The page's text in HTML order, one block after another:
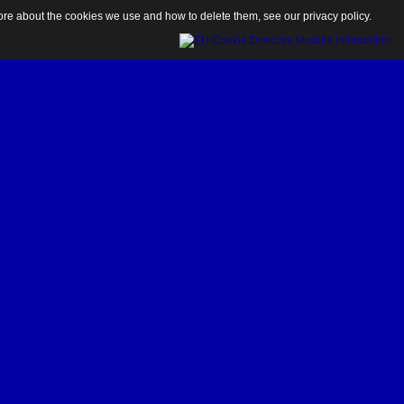
about the cookies we use and how to delete them, see our privacy policy.